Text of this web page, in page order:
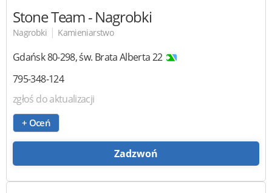
Stone Team- Nagrobki
Nagrobki | Kamieniarstwo
Gdańsk80-298,św. Brata Alberta 22
795-348-124
zgłoś do aktualizacji
+ Oceń
Zadzwoń